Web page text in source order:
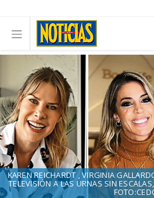
KAREN REICHARDT , VIRGINIA
TELEVISIÓN A LAS URNAS SIN